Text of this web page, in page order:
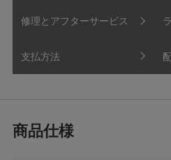
修理とアフターサービス
支払方法